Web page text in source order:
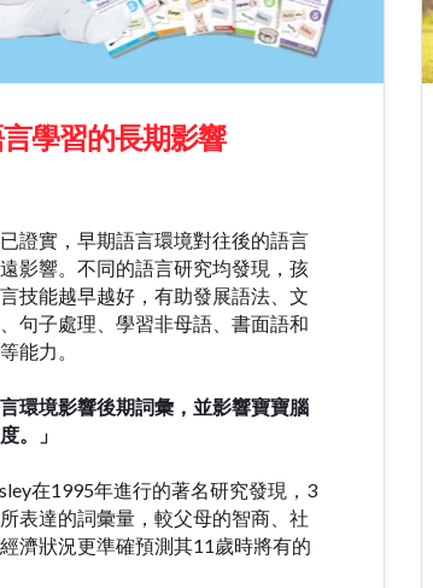
學習的長期影響
證實，早期語言環境對往後的語言
影響。不同的語言研究均發現，孩
技能越早越好，有助發展語法、文
句子處理、學習非母語、書面語和
能力。
言環境影響後期詞彙，並影響寶寶腦
。」
在1995年進行的著名研究發現，3
表達的詞彙量，較父母的智商、社
濟狀況更準確預測其11歲時將有的